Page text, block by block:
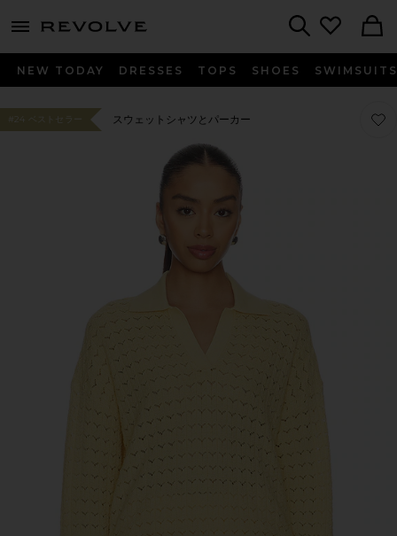
menu - shows more content
NEW TODAY DRESSES TOPS SHOES SWIMSUITS
#24 ベストセラー スウェットシャツとパーカー お気
お気